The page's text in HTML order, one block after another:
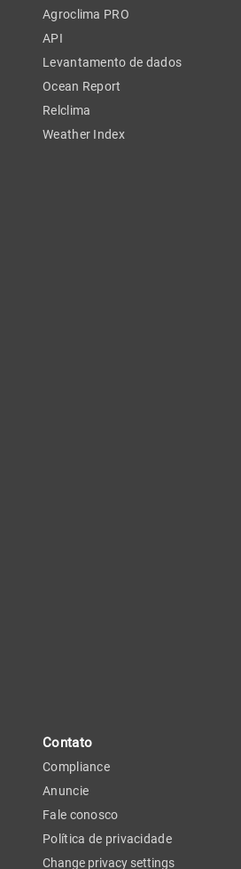
Agroclima PRO
API
Levantamento de dados
Ocean Report
Relclima
Weather Index
Contato
Compliance
Anuncie
Fale conosco
Política de privacidade
Change privacy settings